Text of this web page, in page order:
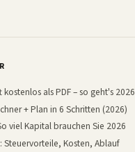
kostenlos als PDF – so geht's 2026
+ Plan in 6 Schritten (2026)
viel Kapital brauchen Sie 2026
Kosten, Ablauf